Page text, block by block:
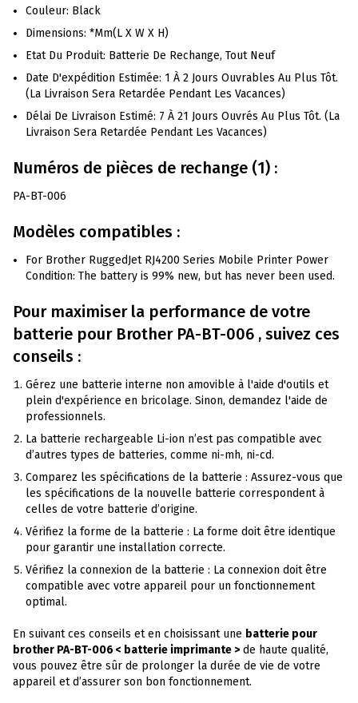
Couleur: Black
Dimensions: *mm(L X W X H)
Etat Du Produit: Batterie De Rechange, Tout Neuf
Date D'expédition Estimée: 1 À 2 Jours Ouvrables Au Plus Tôt.
(La Livraison Sera Retardée Pendant Les Vacances)
Délai De Livraison Estimé: 7 À 21 Jours Ouvrés Au Plus Tôt. (La
Livraison Sera Retardée Pendant Les Vacances)
Numéros de pièces de rechange (1) :
PA-BT-006
Modèles compatibles :
For Brother RuggedJet RJ4200 Series Mobile Printer Power
Condition: The battery is 99% new, but has never been used.
Pour maximiser la performance de votre
batterie pour Brother PA-BT-006 , suivez ces
conseils :
Gérez une batterie interne non amovible à l'aide d'outils et
plein d'expérience en bricolage. Sinon, demandez l'aide de
professionnels.
La batterie rechargeable Li-ion n’est pas compatible avec
d’autres types de batteries, comme ni-mh, ni-cd.
Comparez les spécifications de la batterie : Assurez-vous que
les spécifications de la nouvelle batterie correspondent à
celles de votre batterie d’origine.
Vérifiez la forme de la batterie : La forme doit être identique
pour garantir une installation correcte.
Vérifiez la connexion de la batterie : La connexion doit être
compatible avec votre appareil pour un fonctionnement
optimal.
En suivant ces conseils et en choisissant une batterie pour
brother PA-BT-006 < batterie imprimante > de haute qualité,
vous pouvez être sûr de prolonger la durée de vie de votre
appareil et d’assurer son bon fonctionnement.